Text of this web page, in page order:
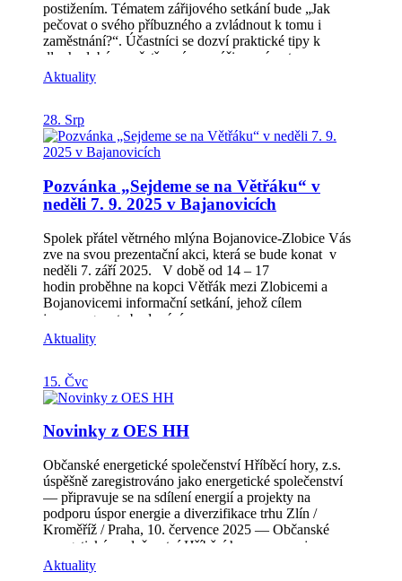
https://poznejte.hribecihory.cz/za-krasami-hribecich-
hor/ Více informací o akci najdete také na našich
stránkách v části DEN MAS
https://www.hribecihory.cz/z-naseho-regionu/den-mas/
Těšíme se na vás!
postižením. Tématem zářijového setkání bude „Jak
pečovat o svého příbuzného a zvládnout k tomu i
zaměstnání?“. Účastníci se dozví praktické tipy k
dlouhodobému ošetřovnému, péči po návratu z
nemocnice či možnosti, jak nezapomínat na vlastní
zdraví a odpočinek. Setkání se uskuteční ve středu 10.
Kroměřížska. Vstup je volný, není nutná registrace.
Svépomocnou skupinu povede pracovnice Sociálních
služeb města Kroměříže Bc. Radka Křupková.
Kroměříž.
Aktuality
28. Srp
Pozvánka „Sejdeme se na Větřáku“ v
neděli 7. 9. 2025 v Bajanovicích
Spolek přátel větrného mlýna Bojanovice-Zlobice Vás
zve na svou prezentační akci, která se bude konat v
neděli 7. září 2025. V době od 14 – 17
hodin proběhne na kopci Větřák mezi Zlobicemi a
Bojanovicemi informační setkání, jehož cílem
je propagovat zbudování
vyhlídky BOJANKA. Součástí akce bude „odhalení“
informačního panelu a moderování zaměřené na historii
se dozvíta na stránkách: www.bojanka-vyhlidka.cz
Aktuality
15. Čvc
Novinky z OES HH
Občanské energetické společenství Hříběcí hory, z.s.
úspěšně zaregistrováno jako energetické společenství
— připravuje se na sdílení energií a projekty na
podporu úspor energie a diverzifikace trhu Zlín /
Kroměříž / Praha, 10. července 2025 — Občanské
energetické společenství Hříběcí hory oznamuje
úspěšné dokončení registrace jako energetického
společenství podle novely energetického zákona. Tento
Aktuality